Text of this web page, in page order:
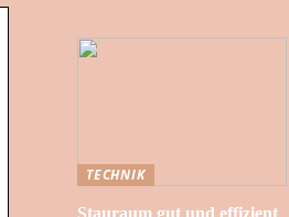
TECHNIK
Stauraum gut und effizient